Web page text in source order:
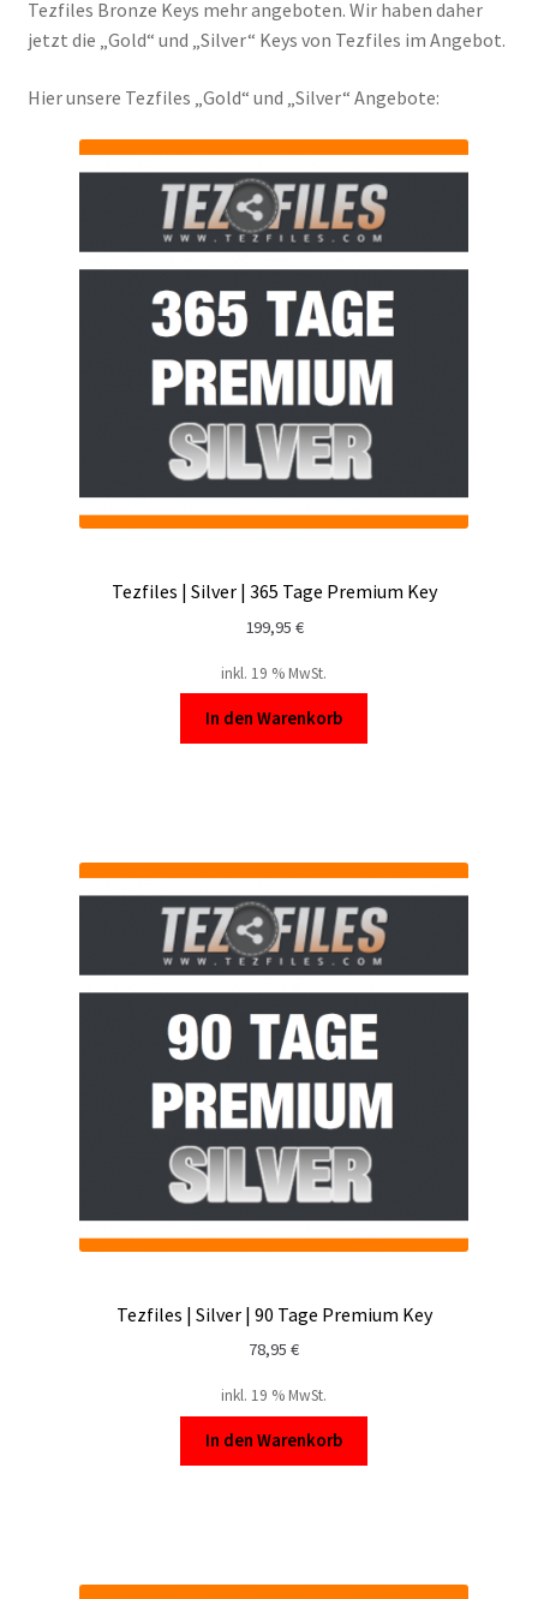
Filesmonster
HotLink
Filespace
FAQ – Häufige Fragen
Versandinfos
Tezfiles Bronze Keys mehr angeboten. Wir haben daher
jetzt die „Gold“ und „Silver“ Keys von Tezfiles im Angebot.
Hier unsere Tezfiles „Gold“ und „Silver“ Angebote:
Tezfiles | Silver | 365 Tage Premium Key
199,95 €
inkl. 19 % MwSt.
In den Warenkorb
Tezfiles | Silver | 90 Tage Premium Key
78,95 €
inkl. 19 % MwSt.
In den Warenkorb